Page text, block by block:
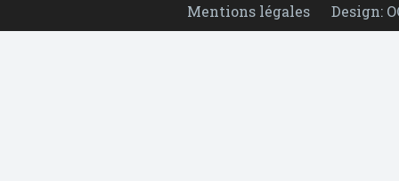
Mentions légales Design: